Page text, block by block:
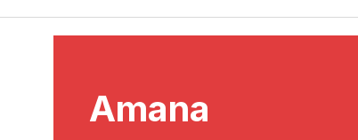
Amana